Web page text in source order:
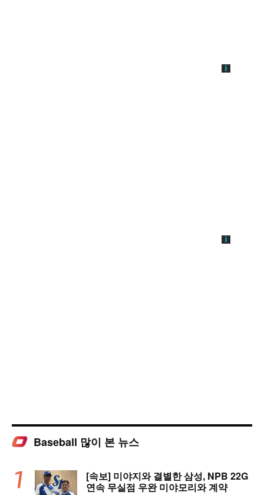
Baseball 많이 본 뉴스
[속보] 미야지와 결별한 삼성, NPB 22G
연속 무실점 우완 미야모리와 계약